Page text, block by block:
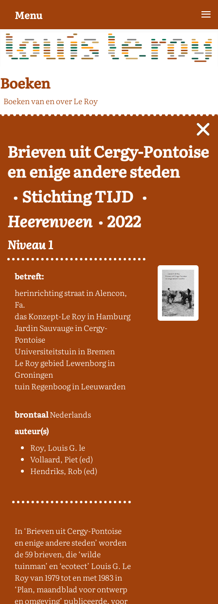
Boeken
Boeken van en over Le Roy
Brieven uit Cergy-Pontoise
en enige andere steden
Stichting TIJD
Heerenveen
2022
Niveau 1
betreft:
herinrichting straat in Alencon,
Fa.
das Konzept-Le Roy in Hamburg
Jardin Sauvauge in Cergy-
Pontoise
Universiteitstuin in Bremen
Le Roy gebied Lewenborg in
Groningen
tuin Regenboog in Leeuwarden
brontaalNederlands
auteur(s)
Roy, Louis G. le
Vollaard, Piet (ed)
Hendriks, Rob (ed)
In ‘Brieven uit Cergy-Pontoise
en enige andere steden’ worden
de 59 brieven, die ‘wilde
tuinman’ en ‘ecotect’ Louis G. Le
Roy van 1979 tot en met 1983 in
‘Plan, maandblad voor ontwerp
en omgeving’ publiceerde, voor
Menu ≡